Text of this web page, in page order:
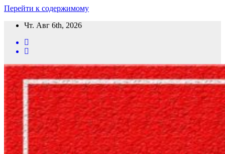
Перейти к содержимому
Чт. Авг 6th, 2026